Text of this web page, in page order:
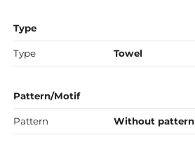
Type
Type Towel
Pattern/Motif
Pattern Without pattern